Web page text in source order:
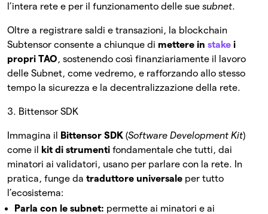
l’intera rete e per il funzionamento delle sue subnet.
Oltre a registrare saldi e transazioni, la blockchain
Subtensor consente a chiunque di mettere in stake i
propri TAO, sostenendo così finanziariamente il lavoro
delle Subnet, come vedremo, e rafforzando allo stesso
tempo la sicurezza e la decentralizzazione della rete.
3. Bittensor SDK
Immagina il Bittensor SDK (Software Development Kit)
come il
kit di strumenti fondamentale che tutti, dai
minatori ai validatori, usano per parlare con la rete. In
pratica, funge da traduttore universale per tutto
l’ecosistema:
Parla con le subnet: permette ai minatori e ai